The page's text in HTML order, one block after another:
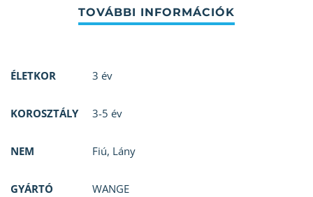
ÉLETKOR 3 év
KOROSZTÁLY 3-5 év
NEM Fiú, Lány
GYÁRTÓ WANGE